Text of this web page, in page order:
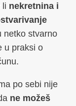
li nekretnina i
netko stvarno
u praksi o
po sebi nije
ne možeš